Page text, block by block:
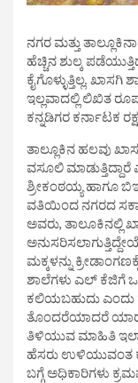
ನಗರ ಮತ್ತು
ಹೆಚ್ಚಿನ ಶುಲ್ಕ
ಕೈಗೊಳ್ಳುತ್ತಿಲ್ಲ.
ಇಲ್ಲವಾದಲ್ಲಿ ಲಿಖಿತ
ಕನ್ನಡಿಗರ ಕರ್ನಾಟಕ
ತಾಲ್ಲೂಕಿನ ಹಲವು
ವಸೂಲಿ
ಶ್ರೀಕಂಠಯ್ಯ ಹಾಗೂ
ವತಿಯಿಂದ ನಗರದ
ಅವರು, ತಾಲೂಕಿನಲ್ಲಿ
ಮಕ್ಕಳನ್ನು
ಶಾಲೆಗಳು ಎಲ್ ಕೆಜಿಗೆ
ಕಲಿಯಬಹುದು ಎಂದು
ತೊಂದರೆಯಾದರೆ
ತಿಳಿಯುವ ಮಾಹಿತಿ
ಹೆಸರು ಉಳಿಯುವಂತ
ಬಗ್ಗೆ ಅಧಿಕಾರಿಗಳು